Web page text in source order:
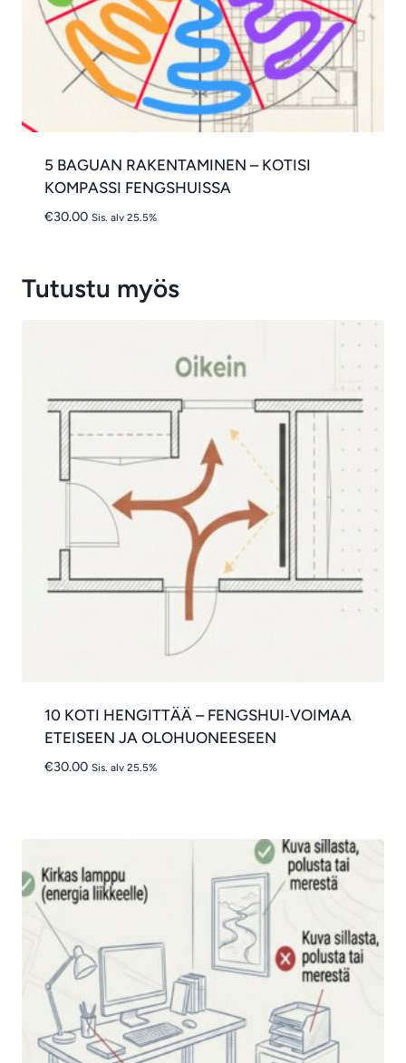
5 BAGUAN RAKENTAMINEN – KOTISI
KOMPASSI FENGSHUISSA
€30.00 Sis. alv 25.5%
Tutustu myös
10 KOTI HENGITTÄÄ – FENGSHUI‑VOIMAA
ETEISEEN JA OLOHUONEESEEN
€30.00 Sis. alv 25.5%